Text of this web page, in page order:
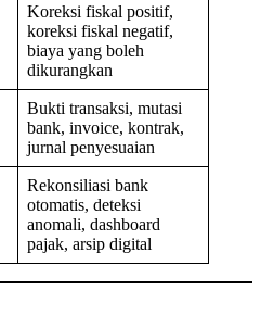
Koreksi fiskal positif,
koreksi fiskal negatif,
biaya yang boleh
dikurangkan
Bukti transaksi, mutasi
bank, invoice, kontrak,
jurnal penyesuaian
Rekonsiliasi bank
otomatis, deteksi
anomali, dashboard
pajak, arsip digital